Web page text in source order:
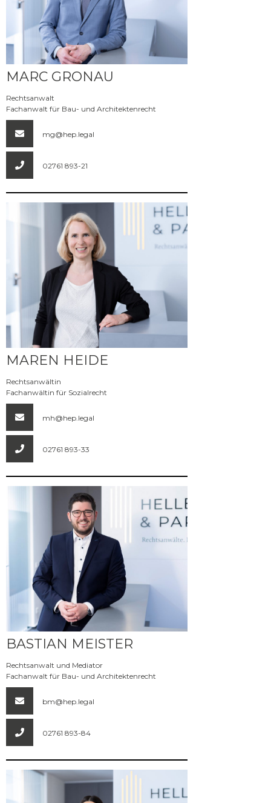
MARC GRONAU
Rechtsanwalt
Fachanwalt für Bau- und Architektenrecht
mg@hep.legal
02761 893-21
Mehr erfahren
MAREN HEIDE
Rechtsanwältin
Fachanwältin für Sozialrecht
mh@hep.legal
02761 893-33
Mehr erfahren
BASTIAN MEISTER
Rechtsanwalt und Mediator
Fachanwalt für Bau- und Architektenrecht
bm@hep.legal
02761 893-84